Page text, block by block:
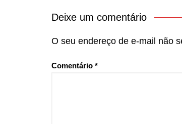
Deixe um comentário
O seu endereço de e-mail não
Comentário *